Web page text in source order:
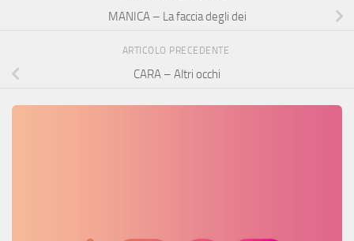
MANICA – La faccia degli dei
ARTICOLO PRECEDENTE
CARA – Altri occhi